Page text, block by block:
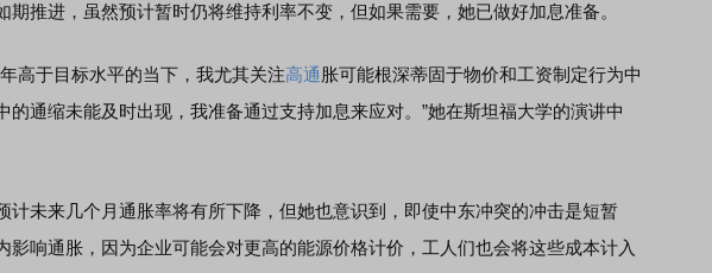
期推进，虽然预计暂时仍将维持利率不变，但如果需要，她已做好加息准备。
于目标水平的当下，我尤其关注高通胀可能根深蒂固于物价和工资制定行为中
的通缩未能及时出现，我准备通过支持加息来应对。”她在斯坦福大学的演讲中
未来几个月通胀率将有所下降，但她也意识到，即使中东冲突的冲击是短暂
影响通胀，因为企业可能会对更高的能源价格计价，工人们也会将这些成本计入